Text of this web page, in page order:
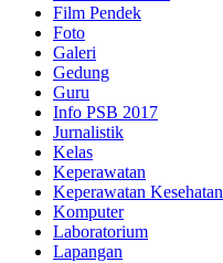
Film Pendek
Foto
Galeri
Gedung
Guru
Info PSB 2017
Jurnalistik
Kelas
Keperawatan
Keperawatan Kesehatan
Komputer
Laboratorium
Lapangan